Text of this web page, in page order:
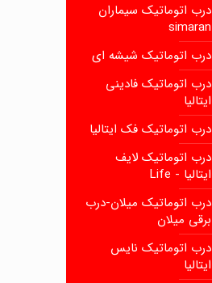
درب اتوماتیک سیماران
simaran
درب اتوماتیک شیشه ای
درب اتوماتیک فادینی
ایتالیا
درب اتوماتیک فک ایتالیا
درب اتوماتیک لایف
ایتالیا - Life
درب اتوماتیک میلان-درب
برقی میلان
درب اتوماتیک نایس
ایتالیا